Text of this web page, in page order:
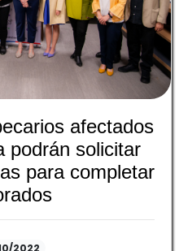
afectados
podrán solicitar
para completar
2022